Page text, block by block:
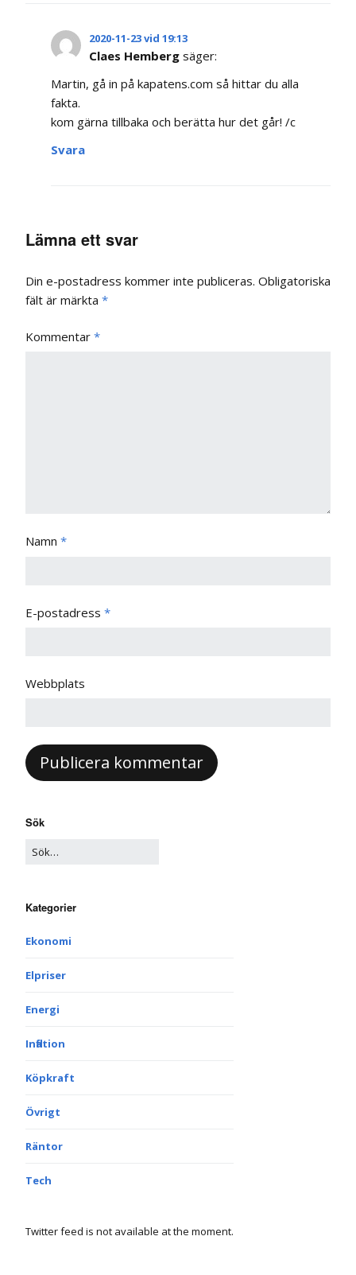
2020-11-23 vid 19:13
Claes Hemberg säger:
Martin, gå in på kapatens.com så hittar du alla
fakta.
kom gärna tillbaka och berätta hur det går! /c
Svara
Lämna ett svar
Din e-postadress kommer inte publiceras. Obligatoriska
fält är märkta *
Kommentar *
Namn *
E-postadress *
Webbplats
Sök
Kategorier
Ekonomi
Elpriser
Energi
Inflation
Köpkraft
Övrigt
Räntor
Tech
Twitter feed is not available at the moment.